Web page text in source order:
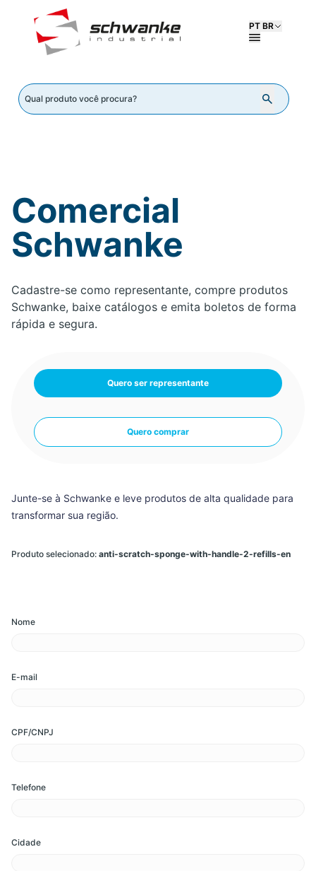
PT BR
Comercial
Schwanke
Cadastre-se como representante, compre produtos
Schwanke, baixe catálogos e emita boletos de forma
rápida e segura.
Quero ser representante
Quero comprar
Junte-se à Schwanke e leve produtos de alta qualidade para
transformar sua região.
Produto selecionado: anti-scratch-sponge-with-handle-2-refills-en
Nome
E-mail
CPF/CNPJ
Telefone
Cidade